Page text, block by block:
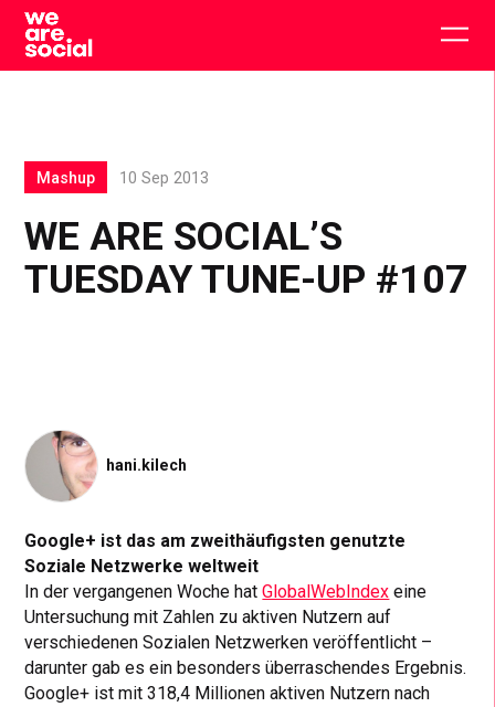
Skip
content
WE ARE SOCIAL’S
TUESDAY TUNE-UP #107
Mashup 10 Sep 2013
hani.kilech
Google+ ist das am zweithäufigsten genutzte
Soziale Netzwerke weltweit
In der vergangenen Woche hatGlobalWebIndex eine
Untersuchung mit Zahlen zu aktiven Nutzern auf
verschiedenen Sozialen Netzwerken veröffentlicht –
darunter gab es ein besonders überraschendes Ergebnis.
Google+ ist mit 318,4 Millionen aktiven Nutzern nach